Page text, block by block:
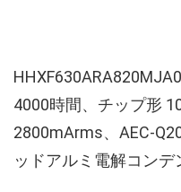
4000時間、チップ形
2800mArms、AEC-
ッドアルミ電解コンデ